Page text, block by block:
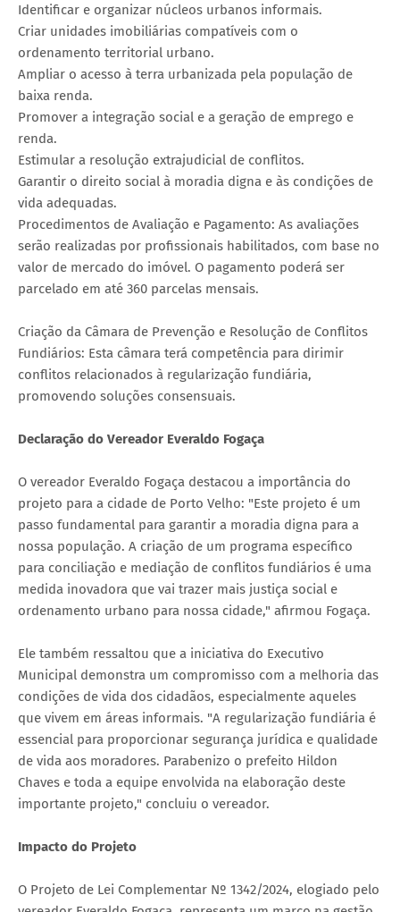
Identificar e organizar núcleos urbanos informais.
Criar unidades imobiliárias compatíveis com o
ordenamento territorial urbano.
Ampliar o acesso à terra urbanizada pela população de
baixa renda.
Promover a integração social e a geração de emprego e
renda.
Estimular a resolução extrajudicial de conflitos.
Garantir o direito social à moradia digna e às condições de
vida adequadas.
Procedimentos de Avaliação e Pagamento: As avaliações
serão realizadas por profissionais habilitados, com base no
valor de mercado do imóvel. O pagamento poderá ser
parcelado em até 360 parcelas mensais.
Criação da Câmara de Prevenção e Resolução de Conflitos
Fundiários: Esta câmara terá competência para dirimir
conflitos relacionados à regularização fundiária,
promovendo soluções consensuais.
Declaração do Vereador Everaldo Fogaça
O vereador Everaldo Fogaça destacou a importância do
projeto para a cidade de Porto Velho: "Este projeto é um
passo fundamental para garantir a moradia digna para a
nossa população. A criação de um programa específico
para conciliação e mediação de conflitos fundiários é uma
medida inovadora que vai trazer mais justiça social e
ordenamento urbano para nossa cidade," afirmou Fogaça.
Ele também ressaltou que a iniciativa do Executivo
Municipal demonstra um compromisso com a melhoria das
condições de vida dos cidadãos, especialmente aqueles
que vivem em áreas informais. "A regularização fundiária é
essencial para proporcionar segurança jurídica e qualidade
de vida aos moradores. Parabenizo o prefeito Hildon
Chaves e toda a equipe envolvida na elaboração deste
importante projeto," concluiu o vereador.
Impacto do Projeto
O Projeto de Lei Complementar Nº 1342/2024, elogiado pelo